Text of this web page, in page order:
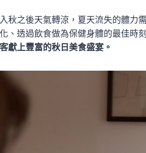
秋之後天氣轉涼，夏天流失的體力
、透過飲食做為保健身體的最佳時
獻上豐富的秋日美食盛宴。